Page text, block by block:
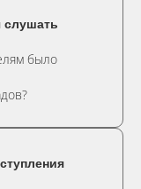
слушать
было